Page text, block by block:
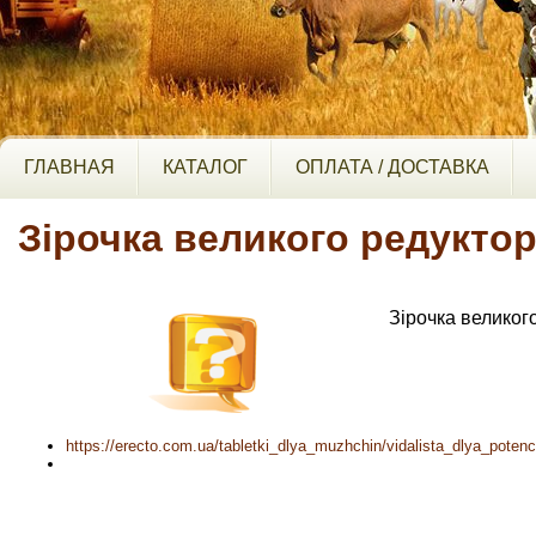
ГЛАВНАЯ КАТАЛОГ ОПЛАТА / ДОСТАВКА
Зірочка великого
Зірочка
https://erecto.com.ua/tabletki_dlya_muzhchin/